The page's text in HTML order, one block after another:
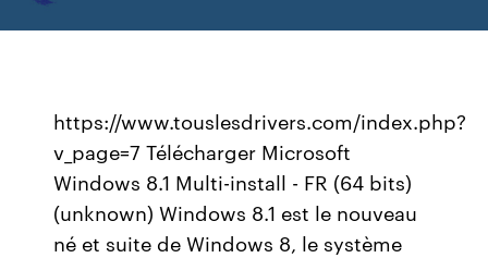
https://www.touslesdrivers.com/index.php?
v_page=7 Télécharger Microsoft
Windows 8.1 Multi-install - FR (64 bits)
(unknown) Windows 8.1 est le nouveau
né et suite de Windows 8, le système